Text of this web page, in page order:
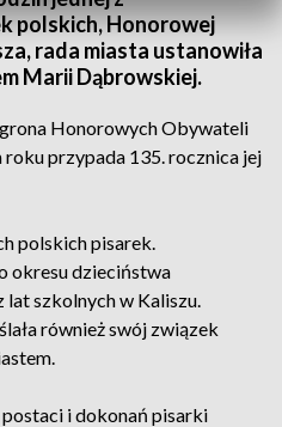
polskich, Honorowej
rada miasta ustanowiła
Marii Dąbrowskiej.
Honorowych Obywateli
przypada 135. rocznica jej
polskich pisarek.
okresu dzieciństwa
lat szkolnych w Kaliszu.
również swój związek
i dokonań pisarki